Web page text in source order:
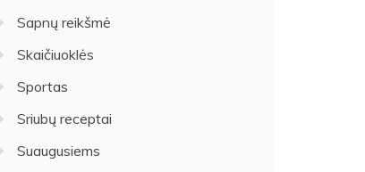
Sapnų reikšmė
Skaičiuoklės
Sportas
Sriubų receptai
Suaugusiems